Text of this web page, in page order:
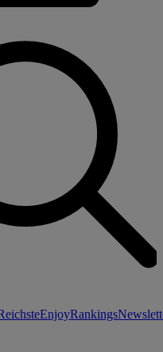
EnjoyRankings